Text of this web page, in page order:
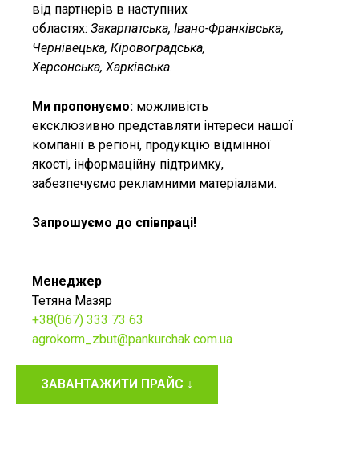
від партнерів в наступних
областях:Закарпатська, Івано-Франківська,
Чернівецька, Кіровоградська,
Херсонська, Харківська.
Ми пропонуємо: можливість
ексклюзивно представляти інтереси нашої
компанії в регіоні, продукцію відмінної
якості, інформаційну підтримку,
забезпечуємо рекламними матеріалами.
Запрошуємо до співпраці!
Менеджер
Тетяна Мазяр
+38(067) 333 73 63
agrokorm_zbut@pankurchak.com.ua
ЗАВАНТАЖИТИ ПРАЙС ↓